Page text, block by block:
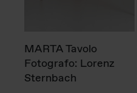
MARTA Tavolo
Fotografo: Lorenz
Sternbach